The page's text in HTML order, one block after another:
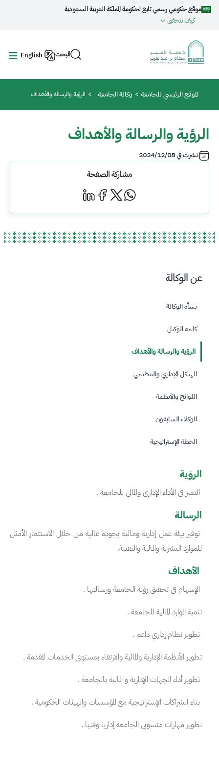
تجاوز إلى المحتوى الرئيسي
موقع حكومي رسمي تابع لحكومة المملكة العربية السعودية
كيف تتحقق
البحث English
مسار التنقل
الموقع الرئيسي للجامعة وكالة الجامعة الرؤية والرسالة والأهداف
الرؤية والرسالة والأهداف
نشرت في2024/12/08
مشاركة الصفحة
عن الوكالة
نشأة الوكالة
كلمة الوكيل
الرؤية والرسالة والأهداف
الهيكل الإداري والتنظيمي
اللوائح والأنظمة
الوكلاء السابقون
الخطة الإستراتيجية
الرؤية
التميز في الأداء الإداري والمالي للجامعة .
الرسالة
توفير بيئة عمل إدارية ومالية بجودة عالية من خلال الاستثمار الأمثل
للموارد البشرية والمالية والتقنية.
الأهداف
الإسهام في تحقيق رؤية الجامعة ورسالتها .
تنمية الموارد المالية للجامعة .
تطوير نظام إداري داعم .
تطوير الأنظمة الإدارية والمالية والارتقاء بمستوى الخدمات المقدمة .
تطوير أداء الجهات الإدارية و المالية بالجامعة .
بناء الشراكات الإستراتيجية مع المؤسسات والهيئات الحكومية .
تطوير مهارات منسوبي الجامعة إداريا وفنيا .